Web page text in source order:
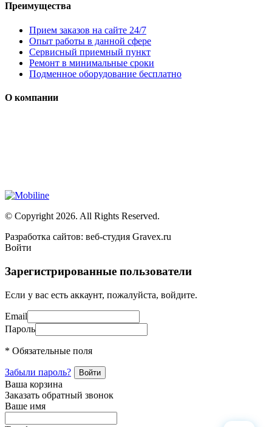
Преимущества
Прием заказов на сайте 24/7
Опыт работы в данной сфере
Сервисный приемный пункт
Ремонт в минимальные сроки
Подменное оборудование бесплатно
О компании
© Copyright 2026. All Rights Reserved.
Разработка сайтов: веб-студия Gravex.ru
Войти
Зарегистрированные пользователи
Если у вас есть аккаунт, пожалуйста, войдите.
Email
Пароль
* Обязательные поля
Забыли пароль?
Ваша корзина
Заказать обратный звонок
Ваше имя